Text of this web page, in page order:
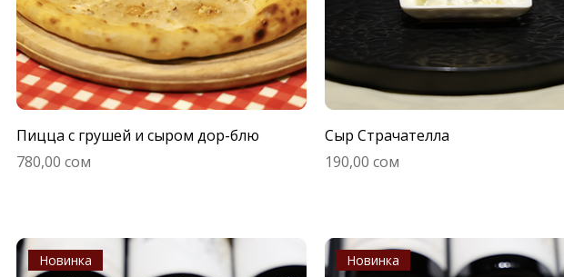
Пицца с грушей и сыром дор-блю
Цена
780,00 сом
Сыр Страчателла
Цена
190,00 сом
Новинка Новинка